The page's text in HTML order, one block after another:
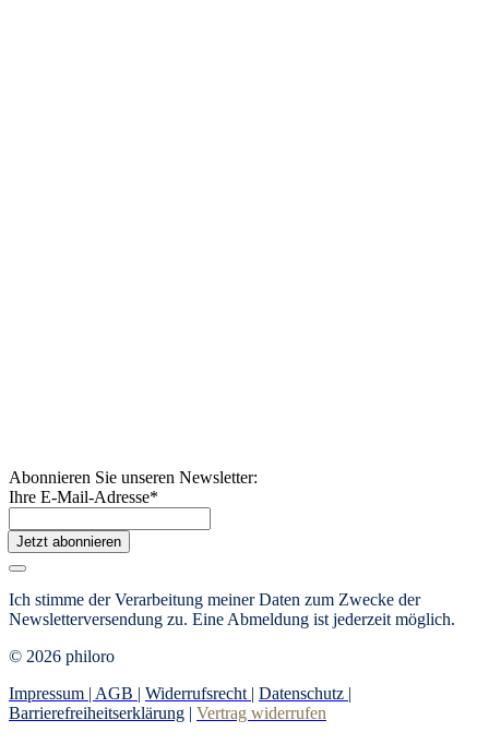
Abonnieren Sie unseren Newsletter:
Ihre E-Mail-Adresse*
Jetzt abonnieren
Ich stimme der Verarbeitung meiner Daten zum Zwecke der
Newsletterversendung zu. Eine Abmeldung ist jederzeit möglich.
© 2026 philoro
Impressum | AGB | Widerrufsrecht | Datenschutz |
Barrierefreiheitserklärung | Vertrag widerrufen